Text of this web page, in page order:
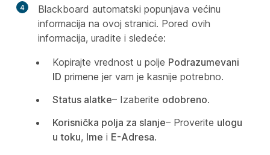
4
Blackboard automatski popunjava većinu
informacija na ovoj stranici. Pored ovih
informacija, uradite i sledeće:
Kopirajte vrednost u polje Podrazumevani
ID primene jer vam je kasnije potrebno.
Status alatke– Izaberite odobreno.
Korisnička polja za slanje– Proverite ulogu
u toku, Ime i E-Adresa.